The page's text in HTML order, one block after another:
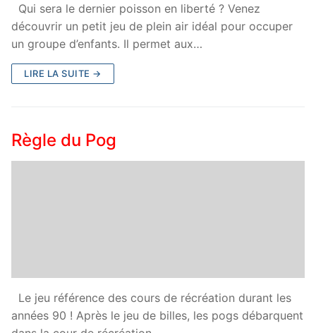
Qui sera le dernier poisson en liberté ? Venez
découvrir un petit jeu de plein air idéal pour occuper
un groupe d’enfants. Il permet aux…
LIRE LA SUITE →
Règle du Pog
Le jeu référence des cours de récréation durant les
années 90 ! Après le jeu de billes, les pogs débarquent